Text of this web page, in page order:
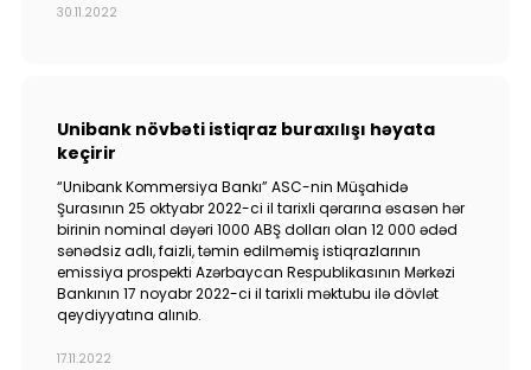
30.11.2022
Unibank növbəti istiqraz buraxılışı həyata
keçirir
“Unibank Kommersiya Bankı” ASC-nin Müşahidə
Şurasının 25 oktyabr 2022-ci il tarixli qərarına əsasən hər
birinin nominal dəyəri 1000 ABŞ dolları olan 12 000 ədəd
sənədsiz adlı, faizli, təmin edilməmiş istiqrazlarının
emissiya prospekti Azərbaycan Respublikasının Mərkəzi
Bankının 17 noyabr 2022-ci il tarixli məktubu ilə dövlət
qeydiyyatına alınıb.
17.11.2022